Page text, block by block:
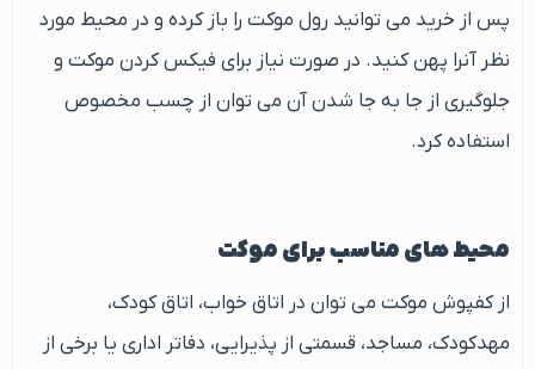
پس از خرید می توانید رول موکت را باز کرده و در محیط مورد
نظر آنرا پهن کنید. در صورت نیاز برای فیکس کردن موکت و
جلوگیری از جا به جا شدن آن می توان از چسب مخصوص
استفاده کرد.
محیط های مناسب برای موکت
از کفپوش موکت می توان در اتاق خواب، اتاق کودک،
مهدکودک، مساجد، قسمتی از پذیرایی، دفاتر اداری یا برخی از